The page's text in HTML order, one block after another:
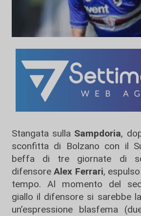
Stangata sulla Sampdoria,
sconfitta di Bolzano con il
beffa di tre giornate di
difensoreAlex Ferrari,
tempo. Al momento del
giallo il difensore si sarebbe
un’espressione blasfema